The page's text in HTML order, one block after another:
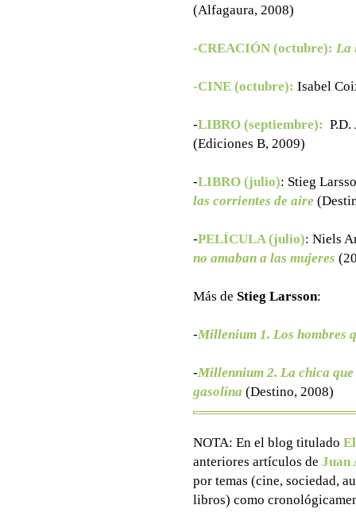
(Alfagaura, 2008)
-CREACIÓN (octubre): La
-CINE (octubre): Isabel
-LIBRO (septiembre):
(Ediciones B, 2009)
-LIBRO (julio): Stieg
las corrientes de aire
-PELÍCULA (julio): Niels
no amaban a las mujeres
Más de Stieg Larsson:
-Millenium 1. Los hombres
-Millennium 2. La chica
gasolina (Destino, 2008)
NOTA: En el blog titulado
anteriores artículos de Juan
por temas (cine, sociedad,
libros) como